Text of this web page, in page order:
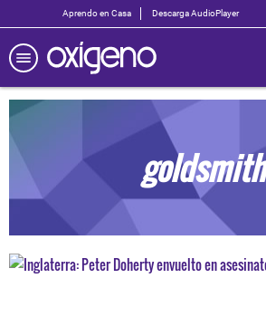
Aprendo en Casa Descarga AudioPlayer
goldsmith